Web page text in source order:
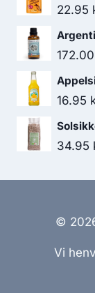
22.95
172.00
16.95
34.95
©
Vi